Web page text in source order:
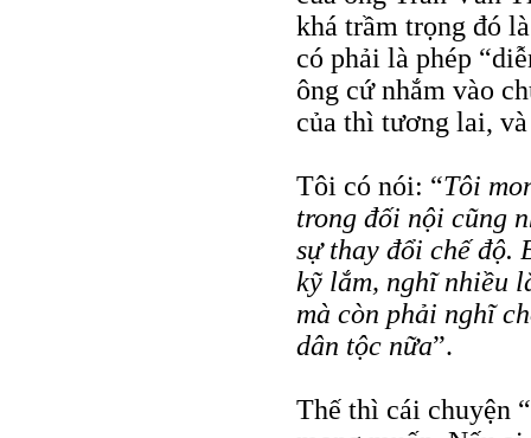
khá trầm trọng đó
có phải là phép
ông cứ nhắm vào
của thì tương lai,
Tôi có nói: “Tôi
trong đối nội cũng
sự thay đổi chế độ.
kỹ lắm, nghĩ nhiều
mà còn phải nghĩ
dân tộc nữa”.
Thế thì cái chuyện